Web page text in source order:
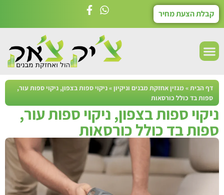
קבלת הצעת מחיר
דף הבית»מגזין אחזקת מבנים וניקיון»ניקוי ספות בצפון, ניקוי ספות עור,
ספות בד כולל כורסאות
ניקוי ספות בצפון, ניקוי ספות עור,
ספות בד כולל כורסאות